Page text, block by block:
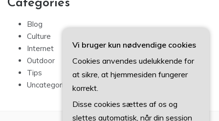
Categories
Blog
Culture
Internet
Outdoor
Tips
Uncategorized
Vi bruger kun nødvendige cookies
Cookies anvendes udelukkende for
at sikre, at hjemmesiden fungerer
korrekt.
Disse cookies sættes af os og
slettes automatisk, når din session